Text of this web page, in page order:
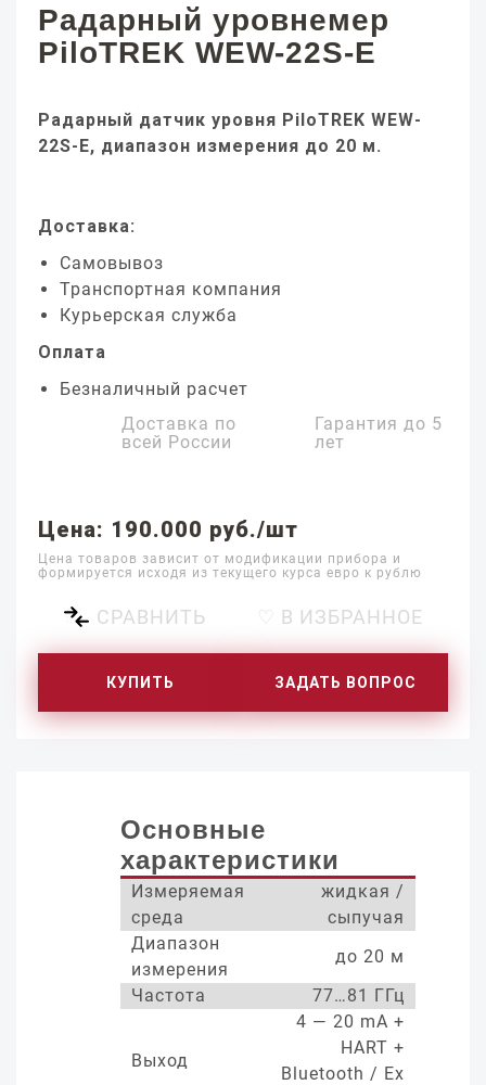
Радарный уровнемер
PiloTREK WEW-22S-E
Радарный датчик уровня PiloTREK WEW-
22S-E, диапазон измерения до 20 м.
Доставка:
Самовывоз
Транспортная компания
Курьерская служба
Оплата
Безналичный расчет
Доставка по
всей России
Гарантия до 5
лет
Цена: 190.000 руб./шт
Цена товаров зависит от модификации прибора и
формируется исходя из текущего курса евро к рублю
СРАВНИТЬ ♡ В ИЗБРАННОЕ
КУПИТЬ ЗАДАТЬ ВОПРОС
Основные
характеристики
Измеряемая
среда
жидкая /
сыпучая
Диапазон
измерения
до 20 м
Частота
77…81 ГГц
Выход
4 — 20 mA +
HART +
Bluetooth / Ex